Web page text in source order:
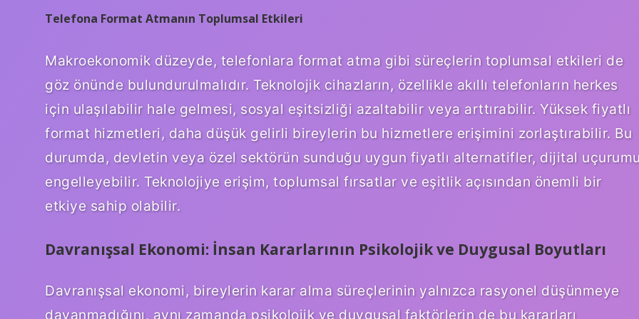
Telefona Format Atmanın Toplumsal Etkileri
Makroekonomik düzeyde, telefonlara format atma gibi süreçlerin toplumsal etkileri de
göz önünde bulundurulmalıdır. Teknolojik cihazların, özellikle akıllı telefonların herkes
için ulaşılabilir hale gelmesi, sosyal eşitsizliği azaltabilir veya arttırabilir. Yüksek fiyatlı
format hizmetleri, daha düşük gelirli bireylerin bu hizmetlere erişimini zorlaştırabilir. Bu
durumda, devletin veya özel sektörün sunduğu uygun fiyatlı alternatifler, dijital
engelleyebilir. Teknolojiye erişim, toplumsal fırsatlar ve eşitlik açısından önemli bir
etkiye sahip olabilir.
Davranışsal Ekonomi: İnsan Kararlarının Psikolojik ve Duygusal Boyutları
Davranışsal ekonomi, bireylerin karar alma süreçlerinin yalnızca rasyonel düşünmeye
dayanmadığını, aynı zamanda psikolojik ve duygusal faktörlerin de bu kararları